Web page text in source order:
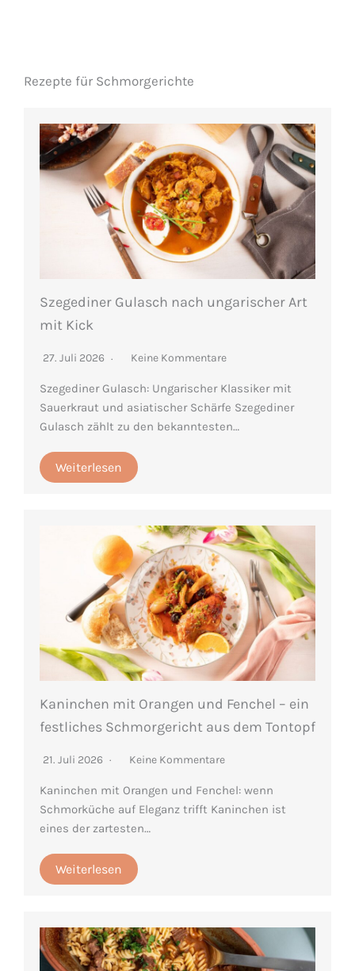
Rezepte für Schmorgerichte
Szegediner Gulasch nach ungarischer Art
mit Kick
27. Juli 2026 Keine Kommentare
Szegediner Gulasch: Ungarischer Klassiker mit
Sauerkraut und asiatischer Schärfe Szegediner
Gulasch zählt zu den bekanntesten…
Weiterlesen
Kaninchen mit Orangen und Fenchel – ein
festliches Schmorgericht aus dem Tontopf
21. Juli 2026 Keine Kommentare
Kaninchen mit Orangen und Fenchel: wenn
Schmorküche auf Eleganz trifft Kaninchen ist
eines der zartesten…
Weiterlesen